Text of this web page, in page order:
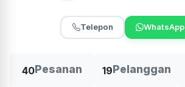
Telepon WhatsApp
40Pesanan 19Pelanggan